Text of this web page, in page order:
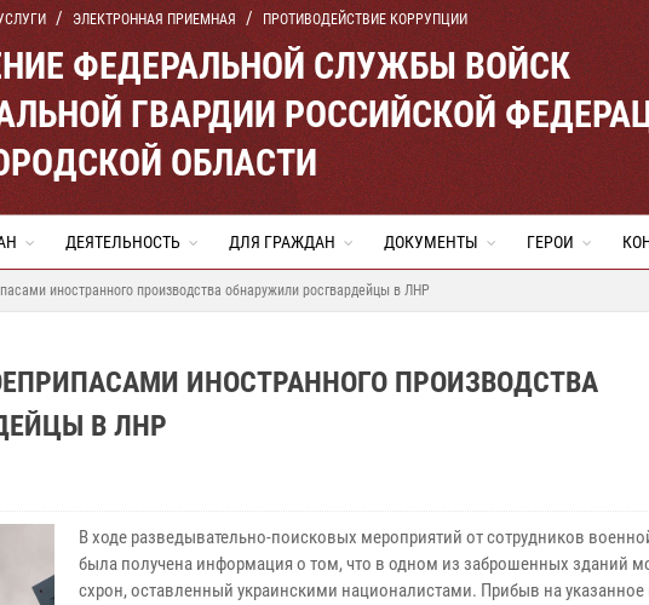
ЭЛЕКТРОННАЯ ПРИЕМНАЯ ПРОТИВОДЕЙСТВИЕ КОРРУПЦИИ
ФЕДЕРАЛЬНОЙ СЛУЖБЫ ВОЙСК
ГВАРДИИ РОССИЙСКОЙ
ОБЛАСТИ
ДЕЯТЕЛЬНОСТЬ ДЛЯ ГРАЖДАН ДОКУМЕНТЫ ГЕРОИ
иностранного производства обнаружили росгвардейцы в ЛНР
ИНОСТРАННОГО ПРОИЗВОДСТВА
В ЛНР
В ходе разведывательно-поисковых мероприятий от сотрудников
была получена информация о том, что в одном из заброшенных зданий
схрон, оставленный украинскими националистами. Прибыв на указанное